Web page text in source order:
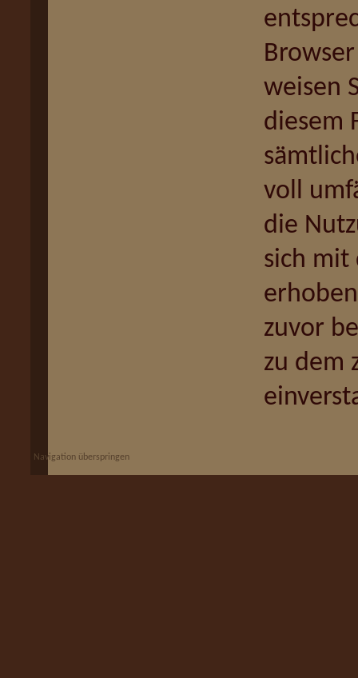
weisen
diesem
voll
die
sich mit
zuvor
zu dem
Navigation überspringen